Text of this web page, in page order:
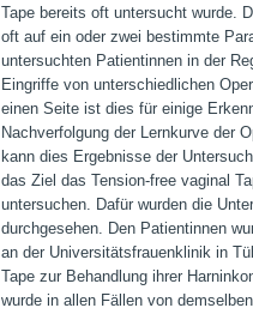
Tape bereits oft untersucht wurde.
oft auf ein oder zwei bestimmte
untersuchten Patientinnen in der
Eingriffe von unterschiedlichen
einen Seite ist dies für einige
Nachverfolgung der Lernkurve der
kann dies Ergebnisse der
das Ziel das Tension-free vaginal
untersuchen. Dafür wurden die
durchgesehen. Den Patientinnen
an der Universitätsfrauenklinik in
Tape zur Behandlung ihrer
wurde in allen Fällen von